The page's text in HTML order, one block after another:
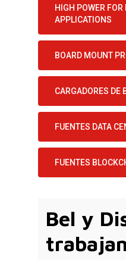
HIGH POWER
APPLICATIONS
BOARD MOUNT
CARGADORES DE
FUENTES DATA
FUENTES
Bel y